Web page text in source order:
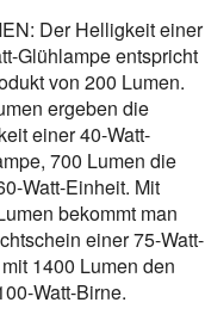
Der Helligkeit einer
Glühlampe entspricht
von 200 Lumen.
ergeben die
einer 40-Watt-
700 Lumen die
Watt-Einheit. Mit
bekommt man
einer 75-Watt-
1400 Lumen den
Watt-Birne.